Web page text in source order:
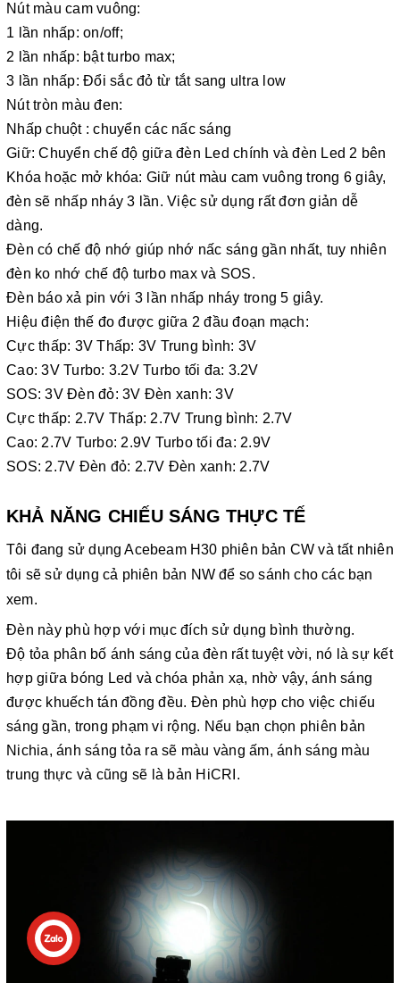
Nút màu cam vuông:
1 lần nhấp: on/off;
2 lần nhấp: bật turbo max;
3 lần nhấp: Đổi sắc đỏ từ tắt sang ultra low
Nút tròn màu đen:
Nhấp chuột : chuyển các nấc sáng
Giữ: Chuyển chế độ giữa đèn Led chính và đèn Led 2 bên
Khóa hoặc mở khóa: Giữ nút màu cam vuông trong 6 giây,
đèn sẽ nhấp nháy 3 lần. Việc sử dụng rất đơn giản dễ
dàng.
Đèn có chế độ nhớ giúp nhớ nấc sáng gần nhất, tuy nhiên
đèn ko nhớ chế độ turbo max và SOS.
Đèn báo xả pin với 3 lần nhấp nháy trong 5 giây.
Hiệu điện thế đo được giữa 2 đầu đoạn mạch:
Cực thấp: 3V Thấp: 3V Trung bình: 3V
Cao: 3V Turbo: 3.2V Turbo tối đa: 3.2V
SOS: 3V Đèn đỏ: 3V Đèn xanh: 3V
Cực thấp: 2.7V Thấp: 2.7V Trung bình: 2.7V
Cao: 2.7V Turbo: 2.9V Turbo tối đa: 2.9V
SOS: 2.7V Đèn đỏ: 2.7V Đèn xanh: 2.7V
KHẢ NĂNG CHIẾU SÁNG THỰC TẾ
Tôi đang sử dụng Acebeam H30 phiên bản CW và tất nhiên
tôi sẽ sử dụng cả phiên bản NW để so sánh cho các bạn
xem.
Đèn này phù hợp với mục đích sử dụng bình thường.
Độ tỏa phân bố ánh sáng của đèn rất tuyệt vời, nó là sự kết
hợp giữa bóng Led và chóa phản xạ, nhờ vậy, ánh sáng
được khuếch tán đồng đều. Đèn phù hợp cho việc chiếu
sáng gần, trong phạm vi rộng. Nếu bạn chọn phiên bản
Nichia, ánh sáng tỏa ra sẽ màu vàng ấm, ánh sáng màu
trung thực và cũng sẽ là bản HiCRI.